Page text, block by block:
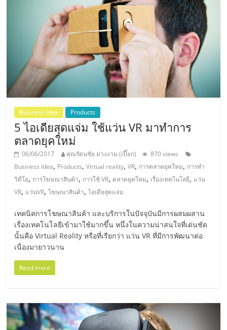
ปรึกษา
การ
ลงทุน
และ
ขยาย
สา
ขา
แฟ
ไชส์,
Business Idea Products
5 ไอเดียสุดแจ่ม ใช้แว่น VR มาทำการ
ตลาดยุคใหม่
06/06/2017 คุณรัตนชัย ม่วงงาม (เปี๊ยก)
870 views
Business Idea, Products,Virtual reality,VR, การตลาดยุคใหม่, การทำ
วิดีโอ, การโฆษณาสินค้า, การใช้ VR, ตลาดยุคใหม่, เรื่องเทคโนโลยี, แว่น
VR, แว่นVR,โฆษณาสินค้า,ไอเดียสุดแจ่ม
เทคนิคการโฆษณาสินค้า และบริการในปัจจุบันมีการผสมผสาน
เรื่องเทคโนโลยีเข้ามาใช้มากขึ้น หนึ่งในความน่าสนใจที่เด่นชัด
นั้นคือ Virtual Reality หรือที่เรียกว่า แว่น VR ที่มีการพัฒนาต่อ
เนื่องมายาวนาน
Read more